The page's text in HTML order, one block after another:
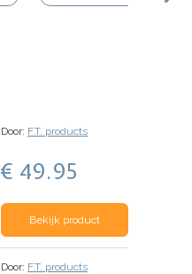
Door: F.T. products
€ 49.95
Bekijk product
Door: F.T. products